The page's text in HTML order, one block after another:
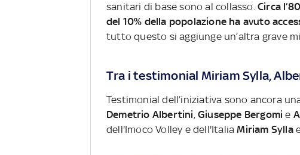
sanitari di base sono al collasso. Circa
del 10% della popolazione ha avuto
tutto questo si aggiunge un’altra grave
Tra i testimonial Miriam Sylla,
Testimonial dell’iniziativa sono ancora
Demetrio Albertini,Giuseppe Bergomie
dell'Imoco Volley e dell'Italia Miriam Sylla